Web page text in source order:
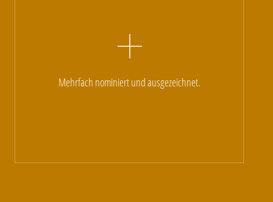
Mehrfach nominiert und ausgezeichnet.